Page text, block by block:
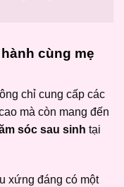
cùng mẹ
chỉ cung cấp các
mà còn mang đến
sóc sau sinh tại
xứng đáng có một